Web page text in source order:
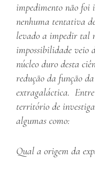
impedimento não foi
nenhuma tentativa
levado a impedir tal
impossibilidade veio
núcleo duro desta
redução da função
extragaláctica.
território de
algumas como:
Qual a origem da